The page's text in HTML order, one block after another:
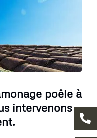
poêle à
intervenons